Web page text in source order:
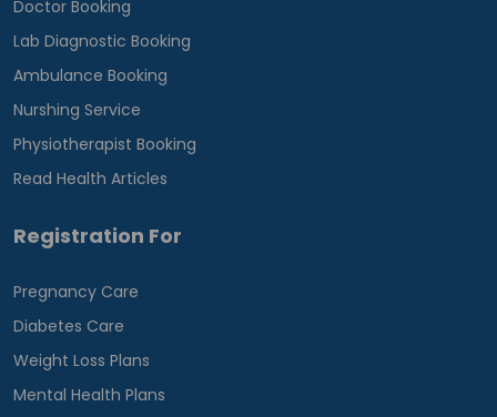
Doctor Booking
Lab Diagnostic Booking
Ambulance Booking
Nurshing Service
Physiotherapist Booking
Read Health Articles
Registration For
Pregnancy Care
Diabetes Care
Weight Loss Plans
Mental Health Plans